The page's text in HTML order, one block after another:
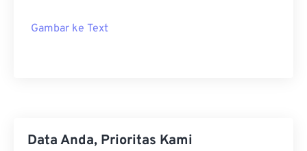
Gambar ke Text
Data Anda, Prioritas Kami